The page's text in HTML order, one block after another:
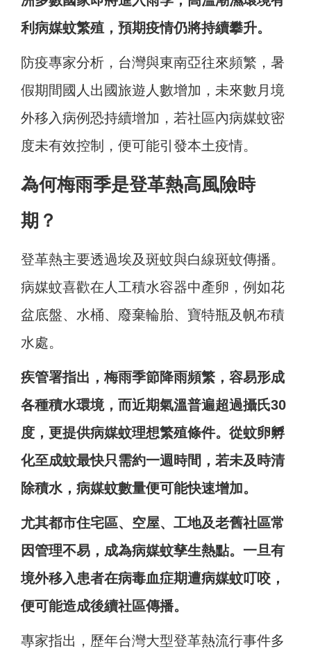
利病媒蚊繁殖，預期疫情仍將持續攀升。
防疫專家分析，台灣與東南亞往來頻繁，暑
假期間國人出國旅遊人數增加，未來數月境
外移入病例恐持續增加，若社區內病媒蚊密
度未有效控制，便可能引發本土疫情。
為何梅雨季是登革熱高風險時
期？
登革熱主要透過埃及斑蚊與白線斑蚊傳播。
病媒蚊喜歡在人工積水容器中產卵，例如花
盆底盤、水桶、廢棄輪胎、寶特瓶及帆布積
水處。
疾管署指出，梅雨季節降雨頻繁，容易形成
各種積水環境，而近期氣溫普遍超過攝氏30
度，更提供病媒蚊理想繁殖條件。從蚊卵孵
化至成蚊最快只需約一週時間，若未及時清
除積水，病媒蚊數量便可能快速增加。
尤其都市住宅區、空屋、工地及老舊社區常
因管理不易，成為病媒蚊孳生熱點。一旦有
境外移入患者在病毒血症期遭病媒蚊叮咬，
便可能造成後續社區傳播。
專家指出，歷年台灣大型登革熱流行事件多